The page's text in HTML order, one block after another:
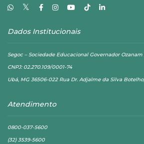
𝕏
Dados Institucionais
Segoc – Sociedade Educacional Governador Ozanam
CNPJ: 02.270.109/0001-74
Ubá, MG 36506-022 Rua Dr. Adjalme da Silva
Atendimento
0800-037-5600
(32) 3539-5600